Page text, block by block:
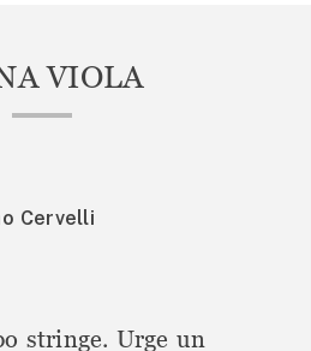
VIOLA
Cervelli
stringe. Urge un